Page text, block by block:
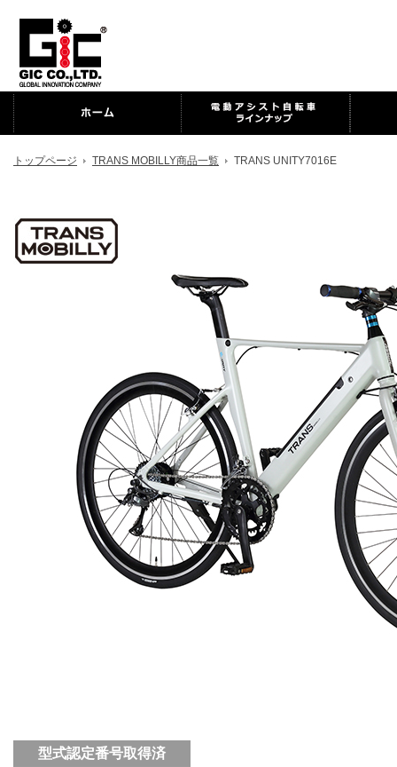
トップページ TRANS MOBILLY商品一覧 TRANS UNITY7016E
型式認定番号取得済